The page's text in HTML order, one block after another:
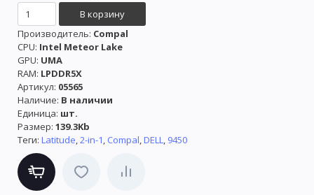
Производитель: Compal
CPU: Intel Meteor Lake
GPU: UMA
RAM: LPDDR5X
Артикул: 05565
Наличие: В наличии
Единица: шт.
Размер: 139.3Kb
Теги: Latitude,2-in-1, Compal,DELL, 9450